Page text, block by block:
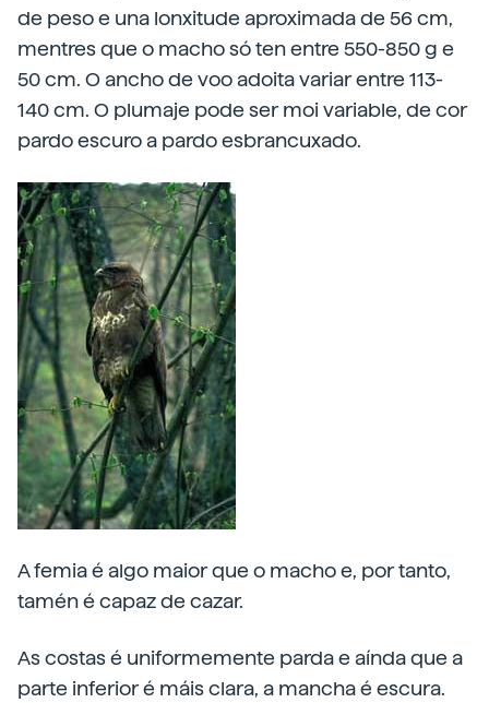
de peso e una lonxitude aproximada de 56 cm,
mentres que o macho só ten entre 550-850 g e
50 cm. O ancho de voo adoita variar entre 113-
140 cm. O plumaje pode ser moi variable, de cor
pardo escuro a pardo esbrancuxado.
A femia é algo maior que o macho e, por tanto,
tamén é capaz de cazar.
As costas é uniformemente parda e aínda que a
parte inferior é máis clara, a mancha é escura.